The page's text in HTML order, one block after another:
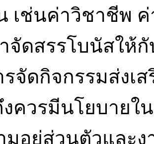
เช่นค่าวิชาชีพ
ดสรรโบนัสให้กั
รจัดกิจกรรมส่ง
ควรมีนโยบายใ
มอยู่ส่วนตัวและ